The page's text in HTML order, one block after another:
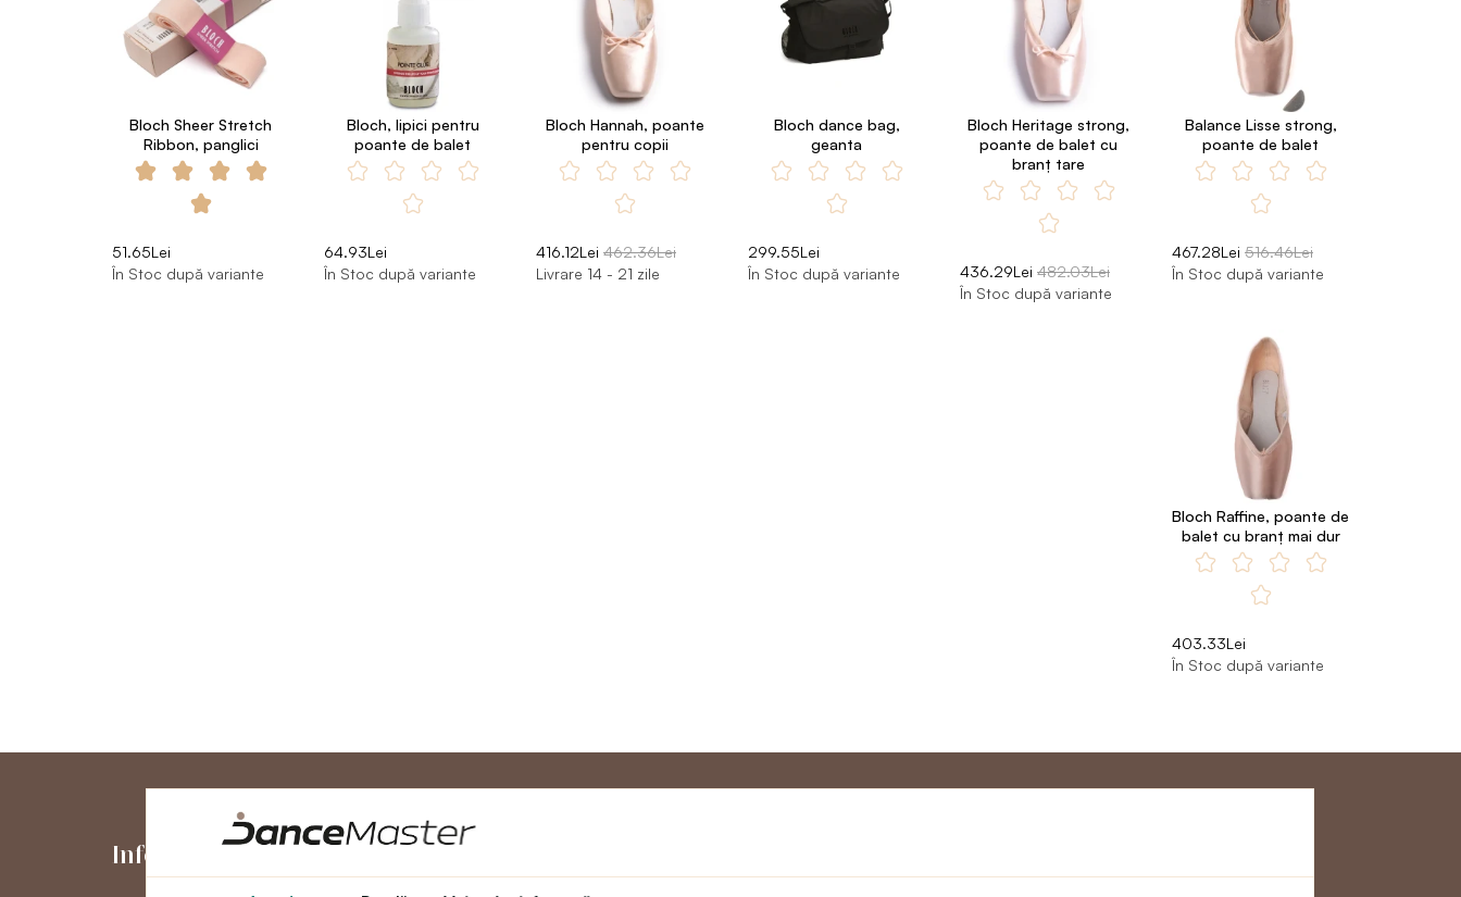
Bloch Sheer Stretch
Ribbon, panglici
51.65Lei
În Stoc după variante
Bloch, lipici pentru
poante de balet
64.93Lei
În Stoc după variante
Bloch Hannah, poante
pentru copii
416.12Lei 462.36Lei
Livrare 14 - 21 zile
Bloch dance bag,
geanta
299.55Lei
În Stoc după variante
Bloch Heritage strong,
poante de balet cu
branţ tare
436.29Lei 482.03Lei
În Stoc după variante
Balance Lisse strong,
poante de balet
467.28Lei 516.46Lei
În Stoc după variante
Bloch Raffine, poante de
balet cu branț mai dur
403.33Lei
În Stoc după variante
Informaţii
Master
noi